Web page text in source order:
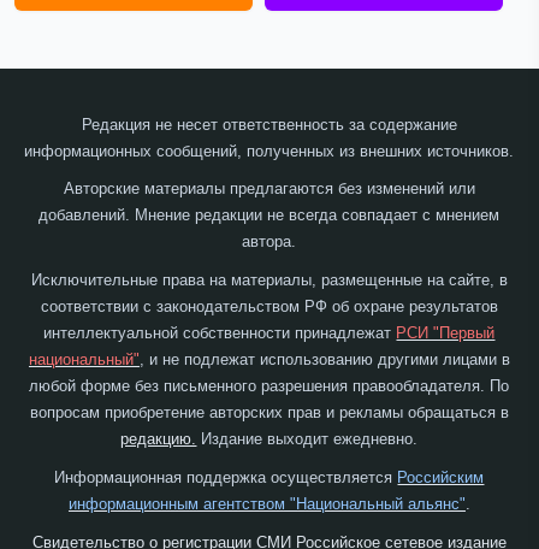
Редакция не несет ответственность за содержание
информационных сообщений, полученных из внешних источников.
Авторские материалы предлагаются без изменений или
добавлений. Мнение редакции не всегда совпадает с мнением
автора.
Исключительные права на материалы, размещенные на сайте, в
соответствии с законодательством РФ об охране результатов
интеллектуальной собственности принадлежат РСИ "Первый
национальный", и не подлежат использованию другими лицами в
любой форме без письменного разрешения правообладателя. По
вопросам приобретение авторских прав и рекламы обращаться в
редакцию. Издание выходит ежедневно.
Информационная поддержка осуществляется Российским
информационным агентством "Национальный альянс"
Свидетельство о регистрации СМИ Российское сетевое издание